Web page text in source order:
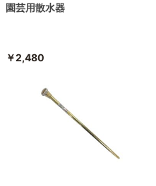
園芸用散水器
￥2,480